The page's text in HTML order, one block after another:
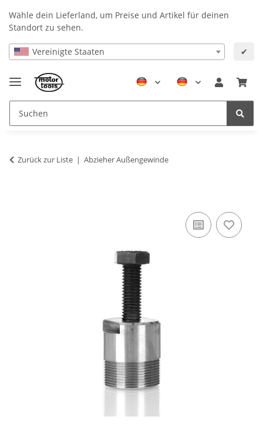
Wähle dein Lieferland, um Preise und Artikel für deinen
Standort zu sehen.
Vereinigte Staaten ✔
Zurück zur Liste Abzieher Außengewinde